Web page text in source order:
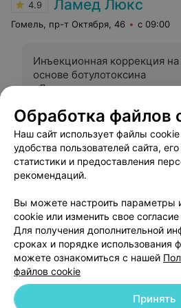
были рядом)Спасибо вам всем
и внимание!)
4.9 Ламед Люкс
Гомель, пр-т Октября, 46 с 09:00
Инъекционная коррекция на
основе ботулотоксина
«Диспорт»
Цена по запросу
Отзыв. Проходила консультацию у
Лукашевич Людмилы
довольна - высокий
отношение. Назначенное лечение
Добавить
Обработка файлов
Наш сайт использует файлы
удобства пользователей сайта,
статистики и предоставления
рекомендаций.
Вы можете настроить параметры
cookie или изменить свое
Для получения дополнительной
сроках и порядке использования
можете ознакомиться с нашей
файлов cookie
Принять